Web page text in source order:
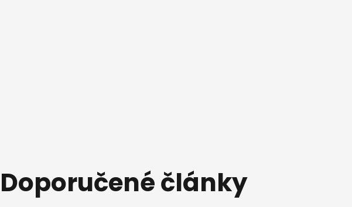
Doporučené články